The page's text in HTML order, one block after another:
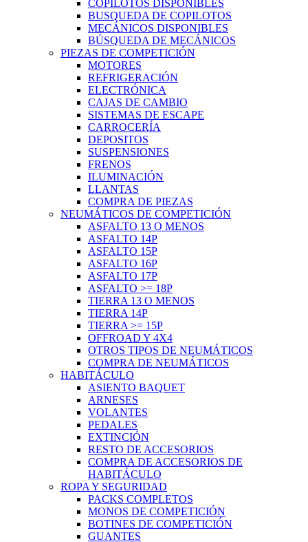
COPILOTOS DISPONIBLES
BUSQUEDA DE COPILOTOS
MECÁNICOS DISPONIBLES
BÚSQUEDA DE MECÁNICOS
PIEZAS DE COMPETICIÓN
MOTORES
REFRIGERACIÓN
ELECTRÓNICA
CAJAS DE CAMBIO
SISTEMAS DE ESCAPE
CARROCERÍA
DEPOSITOS
SUSPENSIONES
FRENOS
ILUMINACIÓN
LLANTAS
COMPRA DE PIEZAS
NEUMÁTICOS DE COMPETICIÓN
ASFALTO 13 O MENOS
ASFALTO 14P
ASFALTO 15P
ASFALTO 16P
ASFALTO 17P
ASFALTO >= 18P
TIERRA 13 O MENOS
TIERRA 14P
TIERRA >= 15P
OFFROAD Y 4X4
OTROS TIPOS DE NEUMÁTICOS
COMPRA DE NEUMÁTICOS
HABITÁCULO
ASIENTO BAQUET
ARNESES
VOLANTES
PEDALES
EXTINCIÓN
RESTO DE ACCESORIOS
COMPRA DE ACCESORIOS DE
HABITÁCULO
ROPA Y SEGURIDAD
PACKS COMPLETOS
MONOS DE COMPETICIÓN
BOTINES DE COMPETICIÓN
GUANTES